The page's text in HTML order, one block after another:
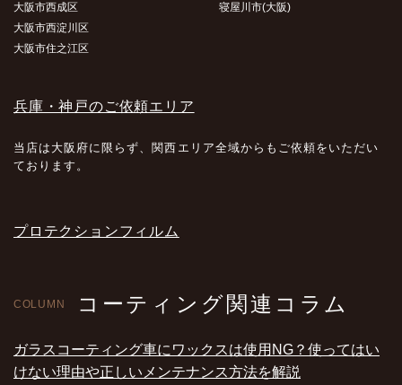
大阪市西成区
大阪市西淀川区
大阪市住之江区
寝屋川市(大阪)
兵庫・神戸のご依頼エリア
当店は大阪府に限らず、関西エリア全域からもご依頼をいただい
ております。
プロテクションフィルム
COLUMN コーティング関連コラム
ガラスコーティング車にワックスは使用NG？使ってはい
けない理由や正しいメンテナンス方法を解説